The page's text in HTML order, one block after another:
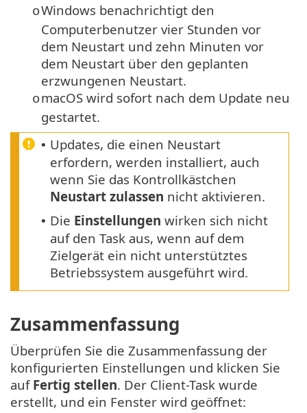
oWindows benachrichtigt den
Computerbenutzer vier Stunden vor
dem Neustart und zehn Minuten vor
dem Neustart über den geplanten
erzwungenen Neustart.
omacOS wird sofort nach dem Update neu
gestartet.
• Updates, die einen Neustart
erfordern, werden installiert, auch
wenn Sie das Kontrollkästchen
Neustart zulassen nicht aktivieren.
• Die Einstellungen wirken sich nicht
auf den Task aus, wenn auf dem
Zielgerät ein nicht unterstütztes
Betriebssystem ausgeführt wird.
Zusammenfassung
Überprüfen Sie die Zusammenfassung der
konfigurierten Einstellungen und klicken Sie
auf Fertig stellen. Der Client-Task wurde
erstellt, und ein Fenster wird geöffnet: